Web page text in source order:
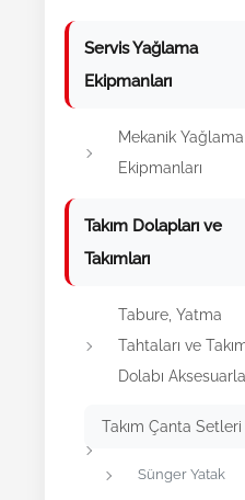
Servis Yağlama
Ekipmanları
Mekanik Yağlama
Ekipmanları
Takım Dolapları ve
Takımları
Tabure, Yatma
Tahtaları ve
Dolabı
Takım Çanta Setleri
Sünger Yatak